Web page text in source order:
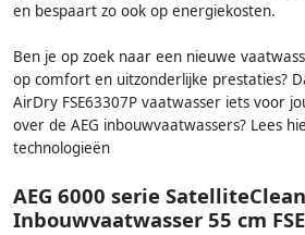
en bespaart zo ook op energiekosten.
Ben je op zoek naar een nieuwe
op comfort en uitzonderlijke prestaties?
AirDry FSE63307P vaatwasser iets voor
over de AEG inbouwvaatwassers? Lees
technologieën
AEG 6000 serie SatelliteClean
Inbouwvaatwasser 55 cm